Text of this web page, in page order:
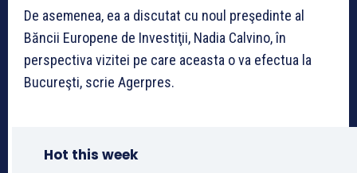
De asemenea, ea a discutat cu noul preşedinte al
Băncii Europene de Investiţii, Nadia Calvino, în
perspectiva vizitei pe care aceasta o va efectua la
Bucureşti, scrie Agerpres.
Hot this week